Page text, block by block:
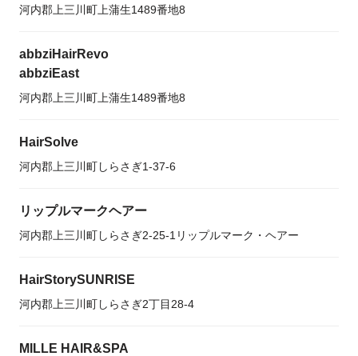
河内郡上三川町上蒲生1489番地8
abbziHairRevo
abbziEast
河内郡上三川町上蒲生1489番地8
HairSolve
河内郡上三川町しらさぎ1-37-6
リップルマークヘアー
河内郡上三川町しらさぎ2-25-1リップルマーク・ヘアー
HairStorySUNRISE
河内郡上三川町しらさぎ2丁目28-4
MILLE HAIR&SPA